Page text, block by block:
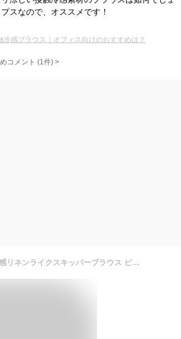
スなので、オススメです！
冷感ブラウス｜オフィス向けのおすすめは？
コメント (1件) >
【SALE／10%OFF】Pierrot 接触冷感リネンライクスキッパーブラウス ピエロ トップス シャツ・ブラウス ネイビー グレー ベージュ